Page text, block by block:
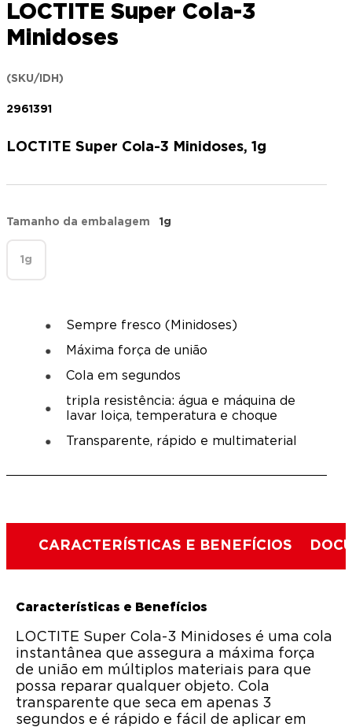
LOCTITE Super Cola-3
Minidoses
(SKU/IDH)
2961391
LOCTITE Super Cola-3 Minidoses, 1g
Tamanho da embalagem 1g
1g
Sempre fresco (Minidoses)
Máxima força de união
Cola em segundos
tripla resistência: água e máquina de
lavar loiça, temperatura e choque
Transparente, rápido e multimaterial
CARACTERÍSTICAS E BENEFÍCIOS
Características e Benefícios
LOCTITE Super Cola-3 Minidoses é uma cola
instantânea que assegura a máxima força
de união em múltiplos materiais para que
possa reparar qualquer objeto. Cola
transparente que seca em apenas 3
segundos e é rápido e fácil de aplicar em